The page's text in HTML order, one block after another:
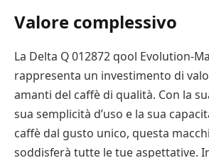
Valore complessivo
La Delta Q 012872 qool Evolution-
rappresenta un investimento di
amanti del caffè di qualità. Con la
sua semplicità d’uso e la sua
caffè dal gusto unico, questa
soddisferà tutte le tue aspettative.